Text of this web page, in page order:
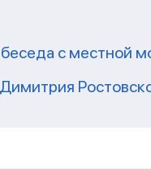
беседа с местной